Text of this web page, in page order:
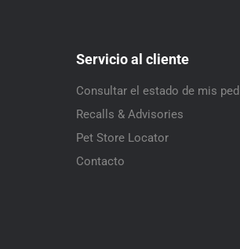
Servicio al cliente
Consultar el estado de mis
Recalls & Advisories
Pet Store Locator
Contacto